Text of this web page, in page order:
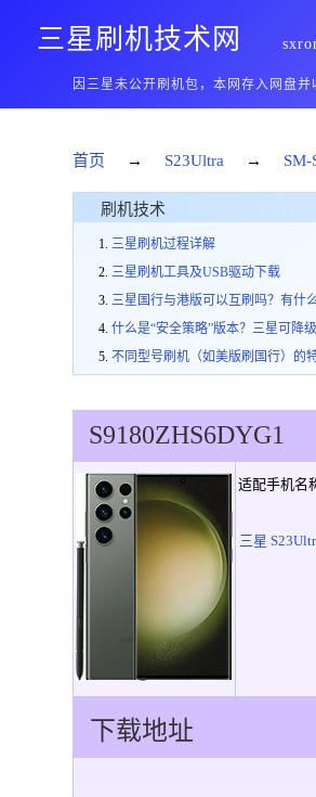
三星刷机技术网
因三星未公开刷机包，本网存入网盘并
首页 → S23Ultra → SM-
刷机技术
三星刷机过程详解
三星刷机工具及USB驱动下载
三星国行与港版可以互刷吗？有什
什么是“安全策略”版本？三星可降
不同型号刷机（如美版刷国行）的
S9180ZHS6DYG1
适配手机名
三星
下载地址